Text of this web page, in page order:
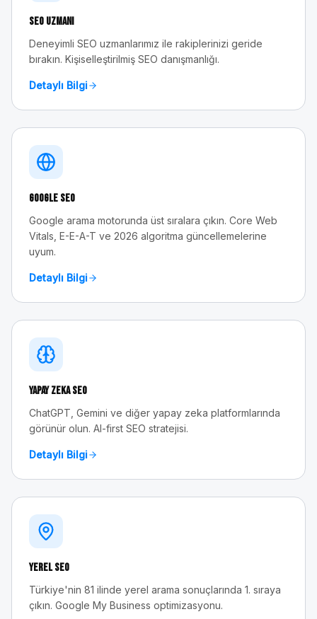
SEO Uzmanı
Deneyimli SEO uzmanlarımız ile rakiplerinizi geride
bırakın. Kişiselleştirilmiş SEO danışmanlığı.
Detaylı Bilgi
Google SEO
Google arama motorunda üst sıralara çıkın. Core Web
Vitals, E-E-A-T ve 2026 algoritma güncellemelerine
uyum.
Detaylı Bilgi
Yapay Zeka SEO
ChatGPT, Gemini ve diğer yapay zeka platformlarında
görünür olun. AI-first SEO stratejisi.
Detaylı Bilgi
Yerel SEO
Türkiye'nin 81 ilinde yerel arama sonuçlarında 1. sıraya
çıkın. Google My Business optimizasyonu.